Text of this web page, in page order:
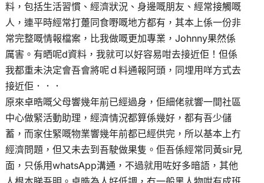
料，包括生活習慣、經濟狀況、身邊嘅朋友、經常接觸嘅
人，連平時經常打躉同食嘢嘅地方都有，其本上係一份非
常完整嘅情報檔案，比我做嘅更加專業，Johnny果然係
厲害。有晒呢d資料，我就可以好容易咁去接近佢！但係
我都重未決定會吾會將呢ｄ料通報阿頭，同埋用咩方式去
接近佢．．．
原來卓晧嘅父母響幾年前已經過身，佢細佬就響一間社區
中心做緊活動助理，經濟情況都算係幾好，都有吾少儲
蓄，而家住緊嘅物業響幾年前都已經供完，所以基本上冇
經濟問題，但又未去到吾駛做果隻。佢吾係經常同黃sir見
面，只係用whatsApp溝通，不過就用咗好多暗語，其他